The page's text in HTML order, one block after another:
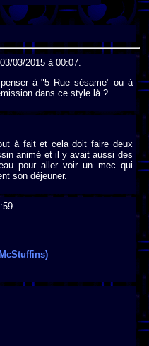
03/2015 à 00:07.
à "5 Rue sésame" ou à
dans ce style là ?
à fait et cela doit faire deux
animé et il y avait aussi des
pour aller voir un mec qui
son déjeuner.